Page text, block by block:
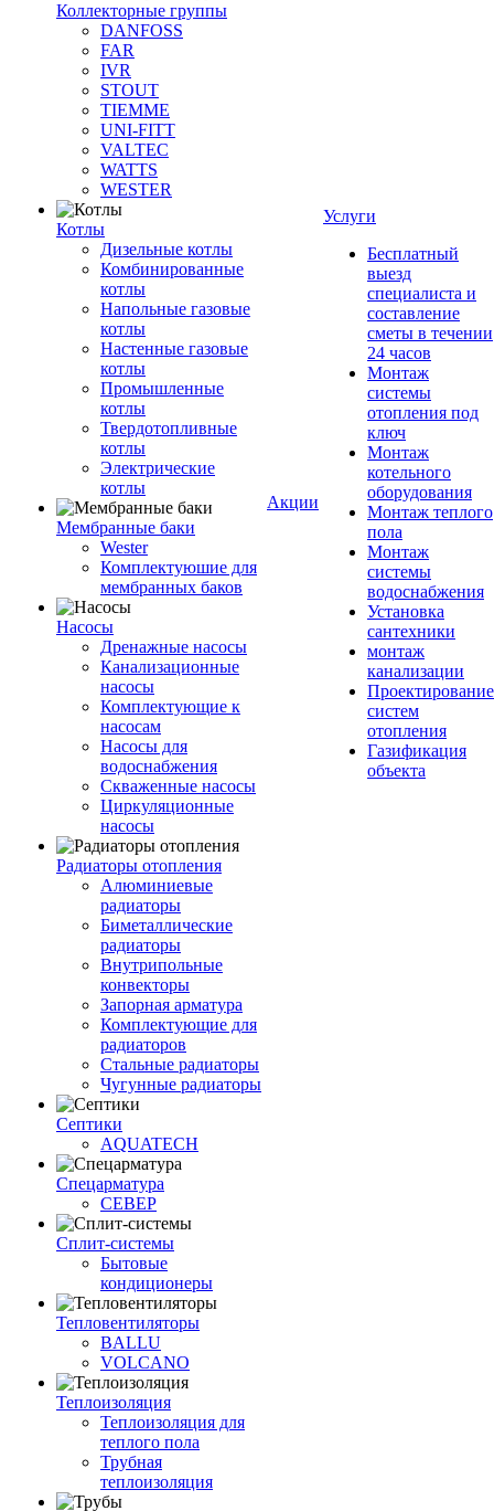
Коллекторные группы
DANFOSS
FAR
IVR
STOUT
TIEMME
UNI-FITT
VALTEC
WATTS
WESTER
Котлы
Дизельные котлы
Комбинированные
котлы
Напольные газовые
котлы
Настенные газовые
котлы
Промышленные
котлы
Твердотопливные
котлы
Электрические
котлы
Мембранные баки
Wester
Комплектуюшие для
мембранных баков
Насосы
Дренажные насосы
Канализационные
насосы
Комплектующие к
насосам
Насосы для
водоснабжения
Скваженные насосы
Циркуляционные
насосы
Радиаторы отопления
Алюминиевые
радиаторы
Биметаллические
радиаторы
Внутрипольные
конвекторы
Запорная арматура
Комплектующие для
радиаторов
Стальные радиаторы
Чугунные радиаторы
Септики
AQUATECH
Спецарматура
СЕВЕР
Сплит-системы
Бытовые
кондиционеры
Тепловентиляторы
BALLU
VOLCANO
Теплоизоляция
Теплоизоляция для
теплого пола
Трубная
теплоизоляция
Акции
Услуги
Бесплатный
выезд
специалиста и
составление
сметы в течении
24 часов
Монтаж
системы
отопления под
ключ
Монтаж
котельного
оборудования
Монтаж теплого
пола
Монтаж
системы
водоснабжения
Установка
сантехники
монтаж
канализации
Проектирование
систем
отопления
Газификация
объекта